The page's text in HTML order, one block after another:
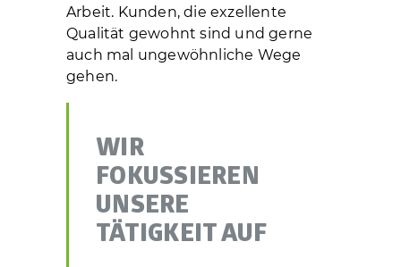
Arbeit. Kunden, die exzellente
Qualität gewohnt sind und gerne
auch mal ungewöhnliche Wege
gehen.
WIR
FOKUSSIEREN
UNSERE
TÄTIGKEIT AUF